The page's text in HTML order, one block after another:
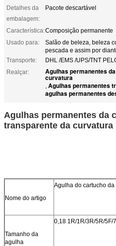
Detalhes da
embalagem:
Pacote descartável
Característica:Composição permanente
Usado para:
Salão de beleza, beleza
pescada e assim por
Transporte:
DHL /EMS /UPS/TNT
Realçar:
Agulhas permanentes
curvatura
, Agulhas permanentes
agulhas permanentes
Agulhas permanentes da
transparente da curvatura
Nome do artigo
Agulha do cartucho
Tamanho da
agulha
0,18 1R/1R/3R/5R/5F/